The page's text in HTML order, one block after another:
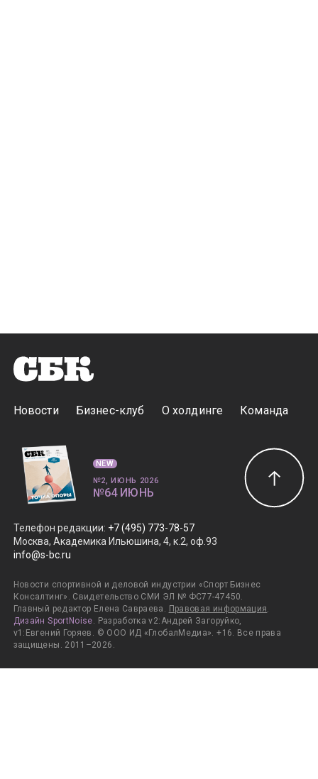
Новости Бизнес-клуб О холдинге Команда
Телефон редакции: +7 (495) 773-78-57
Москва, Академика Ильюшина, 4, к.2, оф.93
info@s-bc.ru
Новости спортивной и деловой индустрии «Спорт Бизнес
Консалтинг». Свидетельство СМИ ЭЛ № ФС77-47450.
Главный редактор Елена Савраева. Правовая информация.
Дизайн SportNoise. Разработка v2:Андрей Загоруйко,
v1:Евгений Горяев. © ООО ИД «ГлобалМедиа». +16. Все права
защищены. 2011–2026.
NEW
№2, ИЮНЬ 2026
№64 ИЮНЬ